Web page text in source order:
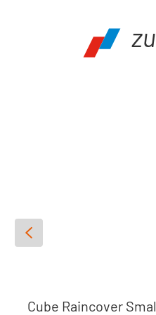
Produktgalerie
Cube Raincover